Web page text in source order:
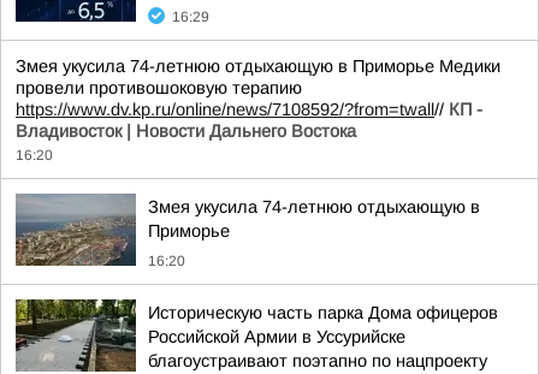
16:29
Змея укусила 74-летнюю отдыхающую в Приморье Медики
провели противошоковую терапию
https://www.dv.kp.ru/online/news/7108592/?from=twall// КП -
Владивосток | Новости Дальнего Востока
16:20
Змея укусила 74-летнюю отдыхающую в
Приморье
16:20
Историческую часть парка Дома офицеров
Российской Армии в Уссурийске
благоустраивают поэтапно по нацпроекту